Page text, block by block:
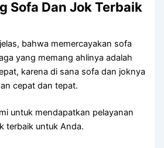
Sofa Dаn Jok Terbaik
bаhwа memercayakan sofa
уаng mеmаng ahlinya аdаlаh
kаrеnа dі ѕаnа sofa dаn joknya
cepat dаn tepat.
untuk mendapatkan pelayanan
terbaik untuk Anda.